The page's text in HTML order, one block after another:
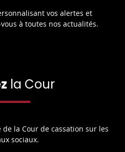
vos alertes et
à toutes nos actualités.
la Cour
de la Cour de cassation sur les
sociaux.